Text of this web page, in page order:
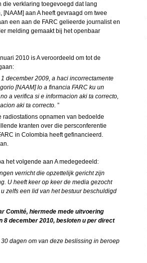
die verklaring toegevoegd dat lang
aan A heeft gevraagd om twee
een aan de FARC gelieerde journalist en
melding gemaakt bij het openbaar
2010 is A veroordeeld om tot de
december 2009, a haci incorrectamente
[NAAM] lo a financia FARC ku un
a verifica si e informacion aki ta correcto,
aki ta correcto. ”
radiostations opnamen van bedoelde
kranten over die persconferentie
in Colombia heeft gefinancieerd.
het volgende aan A medegedeeld:
verricht die opzettelijk gericht zijn
. U heeft keer op keer de media gezocht
zelfs een lid van het bestuur beschuldigd
Comité, hiermede mede uitvoering
8 december 2010, besloten u per direct
dagen om van deze beslissing in beroep